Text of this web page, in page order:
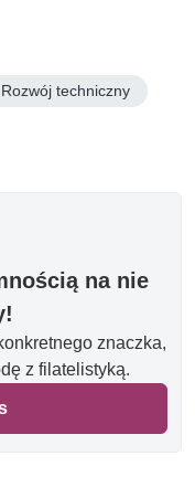
techniczny
na nie
znaczka,
z filatelistyką.